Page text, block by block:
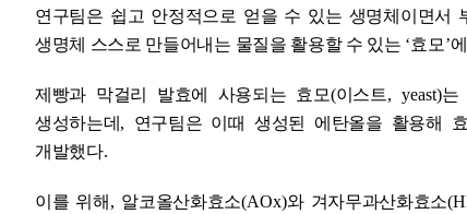
연구팀은 쉽고 안정적으로 얻을 수 있는 생명체이면서
생명체 스스로 만들어내는 물질을 활용할 수 있는 ‘효모 ’
제빵과 막걸리 발효에 사용되는 효모(이스트, yeast)는
생성하는데 , 연구팀은 이때 생성된 에탄올을 활용해
개발했다.
이를 위해 , 알코올산화효소(AOx)와 겨자무과산화효소